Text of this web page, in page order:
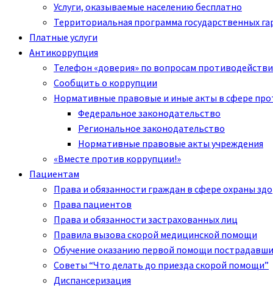
Услуги, оказываемые населению бесплатно
Территориальная программа государственных
Платные услуги
Антикоррупция
Телефон «доверия» по вопросам
Сообщить о коррупции
Нормативные правовые и иные акты в сфере
Федеральное законодательство
Региональное законодательство
Нормативные правовые акты учреждения
«Вместе против коррупции!»
Пациентам
Права и обязанности граждан в сфере охраны
Права пациентов
Права и обязанности застрахованных лиц
Правила вызова скорой медицинской помощи
Обучение оказанию первой помощи
Советы “Что делать до приезда скорой помощи”
Диспансеризация